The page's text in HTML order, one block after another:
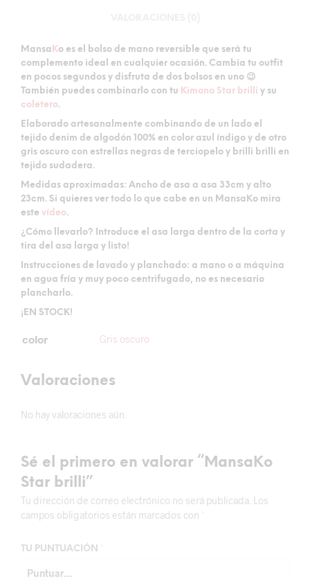
Mansa Ko es el bolso de mano reversible que será tu
complemento ideal en cualquier ocasión. Cambia tu outfit
en pocos segundos y disfruta de dos bolsos en uno 😉
También puedes combinarlo con tu Kimono Star brilli y su
coletero.
Elaborado artesanalmente combinando de un lado el
tejido denim de algodón 100% en color azul índigo y de otro
gris oscuro con estrellas negras de terciopelo y brilli brilli en
tejido sudadera.
Medidas aproximadas: Ancho de asa a asa 33cm y alto
23cm. Si quieres ver todo lo que cabe en un MansaKo mira
este vídeo.
¿Cómo llevarlo? Introduce el asa larga dentro de la corta y
tira del asa larga y listo!
Instrucciones de lavado y planchado: a mano o a máquina
en agua fría y muy poco centrifugado, no es necesario
plancharlo.
¡EN STOCK!
color Gris oscuro
Valoraciones
No hay valoraciones aún.
Sé el primero en valorar “MansaKo
Star brilli”
Tu dirección de correo electrónico no será publicada. Los
campos obligatorios están marcados con
TU PUNTUACIÓN